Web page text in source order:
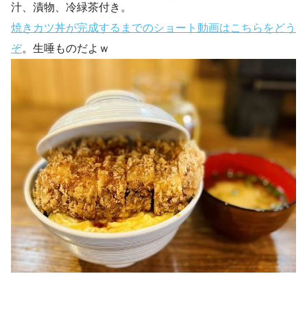
汁、漬物、冷緑茶付き。
焼きカツ丼が完成するまでのショート動画はこちらをどう
ぞ。生唾ものだよｗ